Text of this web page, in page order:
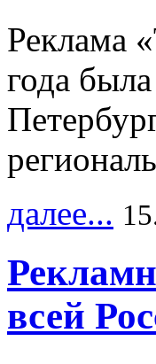
Реклама
года
далее...
всей